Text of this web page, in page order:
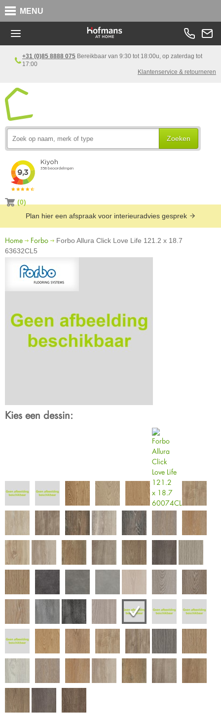
MENU
+31 (0)85 8888 075 Bereikbaar van 9:30 tot 18:00u, op zaterdag tot
17:00
Klantenservice & retourneren
Zoeken
(0)
Plan hier een afspraak voor interieuradvies gesprek
Home Forbo
Forbo Allura Click Love Life 121.2 x 18.7
63632CL5
Kies een dessin: